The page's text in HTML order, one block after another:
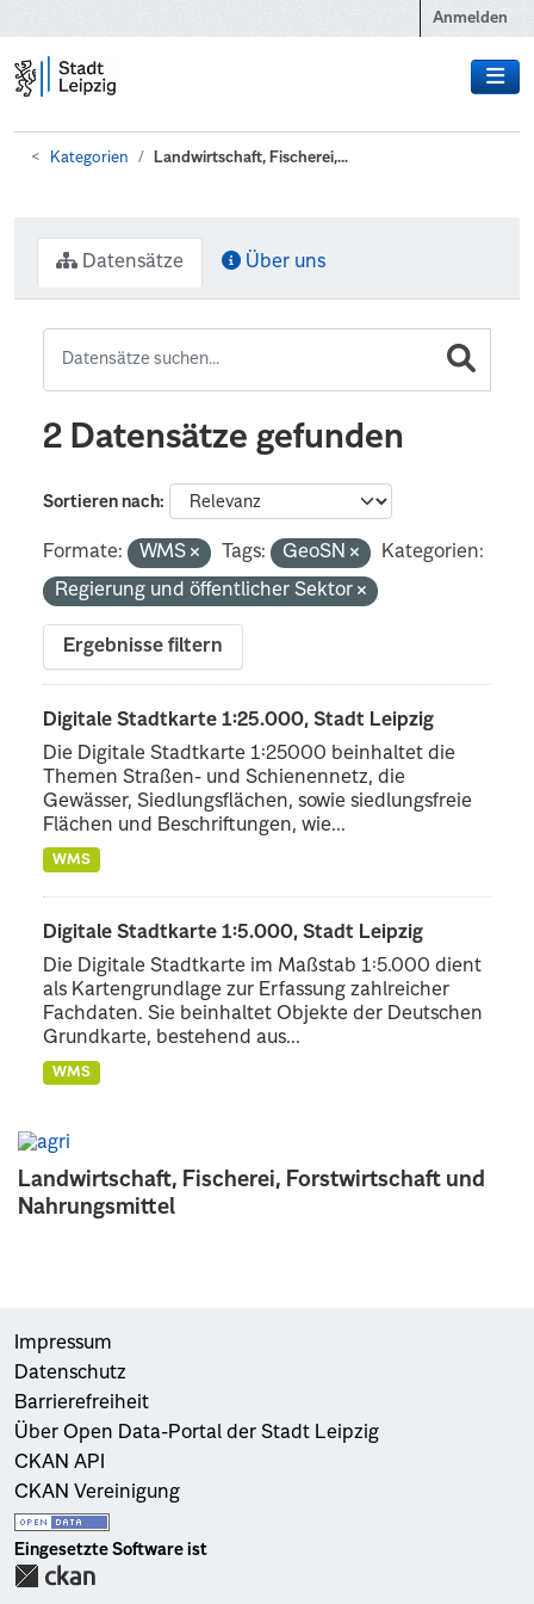
Anmelden
Kategorien Landwirtschaft, Fischerei,...
Landwirtschaft, Fischerei, Forstwirtschaft und
Nahrungsmittel
Datensätze Über uns
2 Datensätze gefunden
Sortieren nach
Formate: WMS Tags: GeoSN
Kategorien:
Regierung und öffentlicher Sektor
Ergebnisse filtern
Digitale Stadtkarte 1:25.000, Stadt Leipzig
Die Digitale Stadtkarte 1:25000 beinhaltet die
Themen Straßen- und Schienennetz, die
Gewässer, Siedlungsflächen, sowie siedlungsfreie
Flächen und Beschriftungen, wie...
WMS
Digitale Stadtkarte 1:5.000, Stadt Leipzig
Die Digitale Stadtkarte im Maßstab 1:5.000 dient
als Kartengrundlage zur Erfassung zahlreicher
Fachdaten. Sie beinhaltet Objekte der Deutschen
Grundkarte, bestehend aus...
WMS
Impressum
Datenschutz
Barrierefreiheit
Über Open Data-Portal der Stadt Leipzig
CKAN API
CKAN Vereinigung
Eingesetzte Software ist